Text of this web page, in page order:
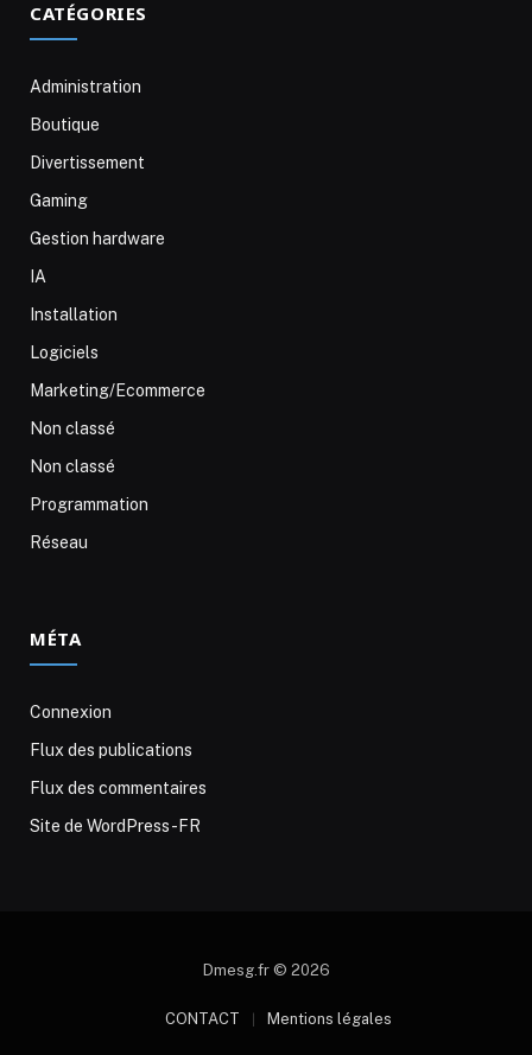
CATÉGORIES
Administration
Boutique
Divertissement
Gaming
Gestion hardware
IA
Installation
Logiciels
Marketing/Ecommerce
Non classé
Non classé
Programmation
Réseau
MÉTA
Connexion
Flux des publications
Flux des commentaires
Site de WordPress-FR
Dmesg.fr © 2026
CONTACT Mentions légales